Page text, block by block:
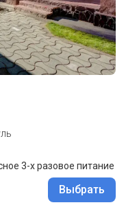
3-х разовое питание
Выбрать